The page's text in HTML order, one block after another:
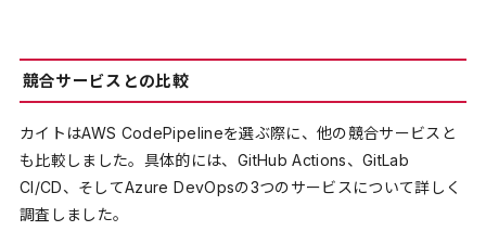
競合サービスとの比較
カイトはAWS CodePipelineを選ぶ際に、他の競合サービスと
も比較しました。具体的には、GitHub Actions、GitLab
CI/CD、そしてAzure DevOpsの3つのサービスについて詳しく
調査しました。